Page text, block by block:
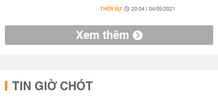
THỜI SỰ 20:04 | 04/05/2021
Xem thêm
TIN GIỜ CHÓT